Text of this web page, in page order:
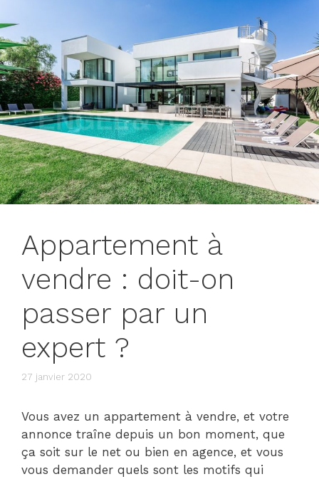
Appartement à
vendre : doit-on
passer par un
expert ?
27 janvier 2020
Vous avez un appartement à vendre, et votre
annonce traîne depuis un bon moment, que
ça soit sur le net ou bien en agence, et vous
vous demander quels sont les motifs qui